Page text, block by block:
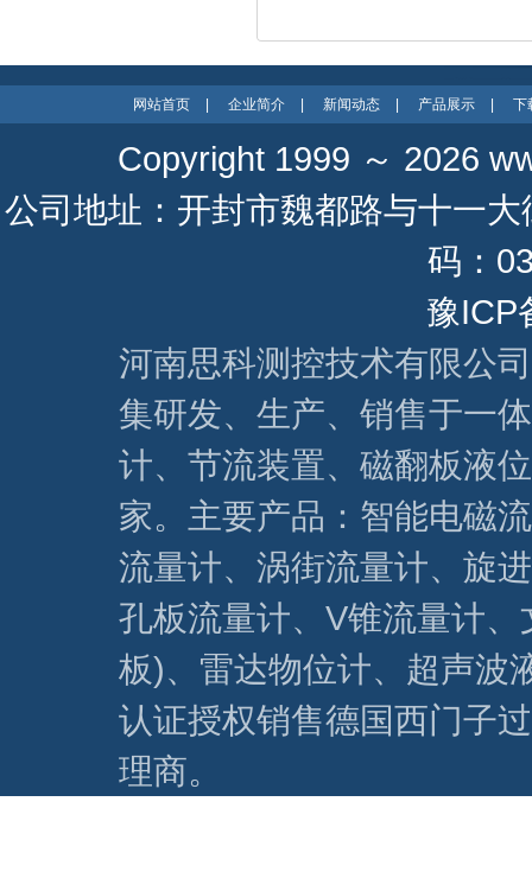
网站首页 企业简介 新闻动态 产品展示 下
Copyright 1999 ～ 2026
公司地址：开封市魏都路与十一
码：
豫ICP
河南思科测控技术有限公
集研发、生产、销售于一
计、节流装置、磁翻板液
家。主要产品：智能电磁
流量计、涡街流量计、旋
孔板流量计、V锥流量计
板)、雷达物位计、超声波
认证授权销售德国西门子
理商。